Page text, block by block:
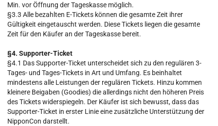
Min. vor Öffnung der Tageskasse möglich.
§3.3 Alle bezahlten E-Tickets können die gesamte Zeit ihrer
Gültigkeit eingetauscht werden. Diese Tickets liegen die gesamte
Zeit für den Käufer an der Tageskasse bereit.
§4. Supporter-Ticket
§4.1 Das Supporter-Ticket unterscheidet sich zu den regulären 3-
Tages- und Tages-Tickets in Art und Umfang. Es beinhaltet
mindestens alle Leistungen der regulären Tickets. Hinzu kommen
kleinere Beigaben (Goodies) die allerdings nicht den höheren Preis
des Tickets widerspiegeln. Der Käufer ist sich bewusst, dass das
Supporter-Ticket in erster Linie eine zusätzliche Unterstützung der
NipponCon darstellt.